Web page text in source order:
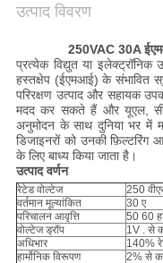
उत्पाद विवरण
250VAC 30A
प्रत्येक विद्युत या
हस्तक्षेप (ईएमआई) के संभावित
परिरक्षण उत्पाद और सहायक
मदद कर सकते हैं और यूएल,
अनुमोदन के साथ दुनिया भर में
डिजाइनरों को उनकी फ़िल्टरिंग
के लिए बाध्य किया जाता है।
उत्पाद वर्णन
रेटेड वोल्टेज
250
वर्तमान मूल्यांकित
30 ए
परिचालन आवृत्ति
50 60
वोल्टेज ड्रॉप
1V . से
अधिभार
140%
हार्मोनिक विरूपण
2% से